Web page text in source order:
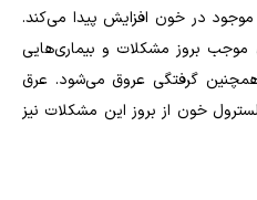
موجود در خون افزایش پیدا می‌کند.
بروز مشکلات و بیماری‌هایی
گرفتگی عروق می‌شود. عرق
خون از بروز این مشکلات نیز